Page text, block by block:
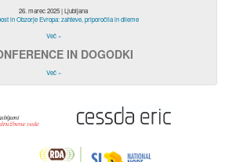
26. marec 2025 | Ljubljana
in Obzorje Evropa: zahteve, priporočila in dileme
Več »
IN DOGODKI
Več »